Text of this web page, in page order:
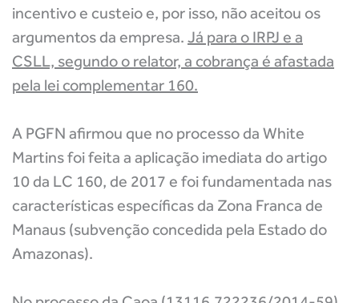
incentivo e custeio e, por isso, não aceitou os
argumentos da empresa. Já para o IRPJ e a
CSLL, segundo o relator, a cobrança é afastada
pela lei complementar 160.
A PGFN afirmou que no processo da White
Martins foi feita a aplicação imediata do artigo
10 da LC 160, de 2017 e foi fundamentada nas
características específicas da Zona Franca de
Manaus (subvenção concedida pela Estado do
Amazonas).